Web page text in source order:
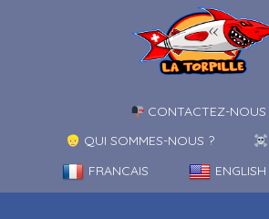
CONTACTEZ-NOUS
QUI SOMMES-NOUS ?
FRANCAIS